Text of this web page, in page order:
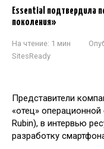
Essential подтвердила
поколения»
На чтение: 1 мин
SitesReady
Представители
«отец»
Rubin), в интервью
разработку